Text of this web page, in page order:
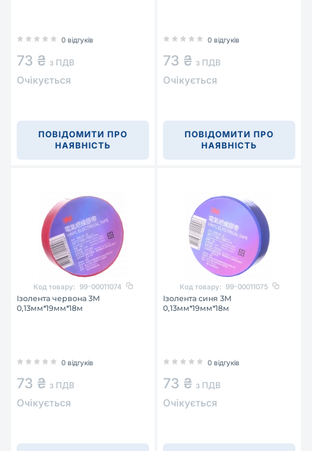
0 відгуків
73 ₴ з ПДВ
Очікується
ПОВІДОМИТИ ПРО
НАЯВНІСТЬ
0 відгуків
73 ₴ з ПДВ
Очікується
ПОВІДОМИТИ ПРО
НАЯВНІСТЬ
Код товару: 99-00011074
Ізолента червона 3М
0,13мм*19мм*18м
0 відгуків
73 ₴ з ПДВ
Очікується
Код товару: 99-00011075
Ізолента синя 3М
0,13мм*19мм*18м
0 відгуків
73 ₴ з ПДВ
Очікується